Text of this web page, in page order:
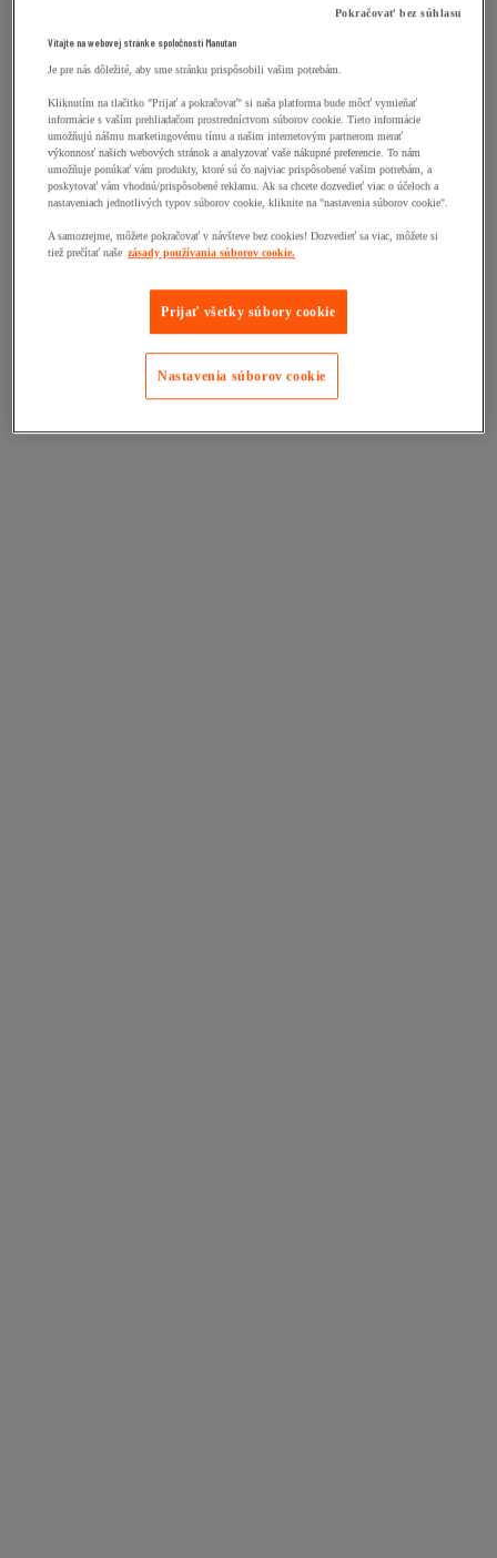
Pokračovať bez súhlasu
Vitajte na webovej stránke spoločnosti Manutan
Je pre nás dôležité, aby sme stránku prispôsobili vašim potrebám.
Kliknutím na tlačitko "Prijať a pokračovať" si naša platforma bude môcť vymieňať
informácie s vaším prehliadačom prostredníctvom súborov cookie. Tieto informácie
umožňujú nášmu marketingovému tímu a našim internetovým partnerom merať
výkonnosť našich webových stránok a analyzovať vaše nákupné preferencie. To nám
umožňuje ponúkať vám produkty, ktoré sú čo najviac prispôsobené vašim potrebám, a
poskytovať vám vhodnú/prispôsobené reklamu. Ak sa chcete dozvedieť viac o účeloch a
nastaveniach jednotlivých typov súborov cookie, kliknite na "nastavenia súborov cookie".
A samozrejme, môžete pokračovať v návšteve bez cookies! Dozvedieť sa viac, môžete si
tiež prečítať naše zásady používania súborov cookie.
Prijať všetky súbory cookie
Nastavenia súborov cookie